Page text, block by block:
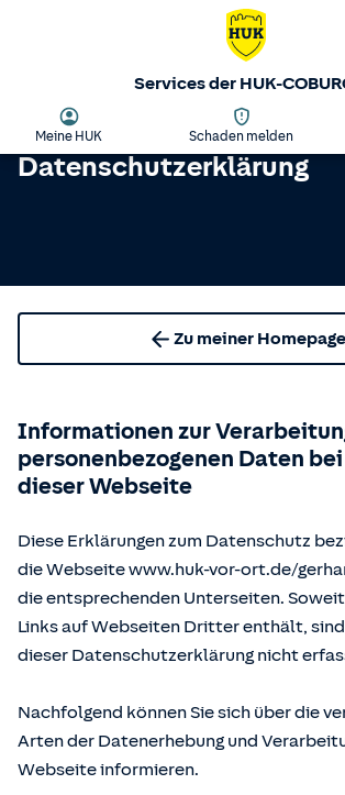
Services der HUK-
Meine HUK Schaden melden
Datenschutzerklärung
Zu meiner Homepage
Informationen zur
personenbezogenen Daten
dieser Webseite
Diese Erklärungen zum Datenschutz
die Webseite www.huk-vor-ort.de/
die entsprechenden Unterseiten.
Links auf Webseiten Dritter enthält,
dieser Datenschutzerklärung nicht
Nachfolgend können Sie sich über die
Arten der Datenerhebung und
Webseite informieren.